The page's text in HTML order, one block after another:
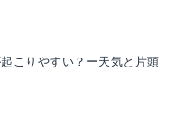
こりやすい？ー天気と片頭